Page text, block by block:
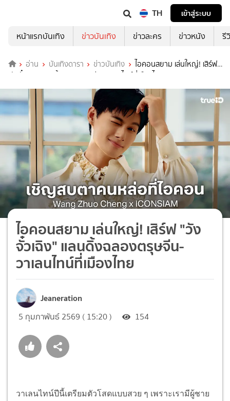
TH
เข้าสู่ระบบ
หน้าแรกบันเทิง
ข่าวบันเทิง ข่าวละคร ข่าวหนัง รี
อ่าน บันเทิงดารา ข่าวบันเทิง
ไอคอนสยาม เล่นใหญ่! เสิร์ฟ
"วังจั๋วเฉิง" แลนดิ้งฉลองตรุษจีน-วาเลนไทน์ที่เมืองไทย
ไอคอนสยาม เล่นใหญ่! เสิร์ฟ "วัง
จั๋วเฉิง" แลนดิ้งฉลองตรุษจีน-
วาเลนไทน์ที่เมืองไทย
Jeaneration
5 กุมภาพันธ์ 2569 ( 15:20 ) 154
วาเลนไทน์ปีนี้เตรียมตัวโสดแบบสวย ๆ เพราะเรามีผู้ชาย